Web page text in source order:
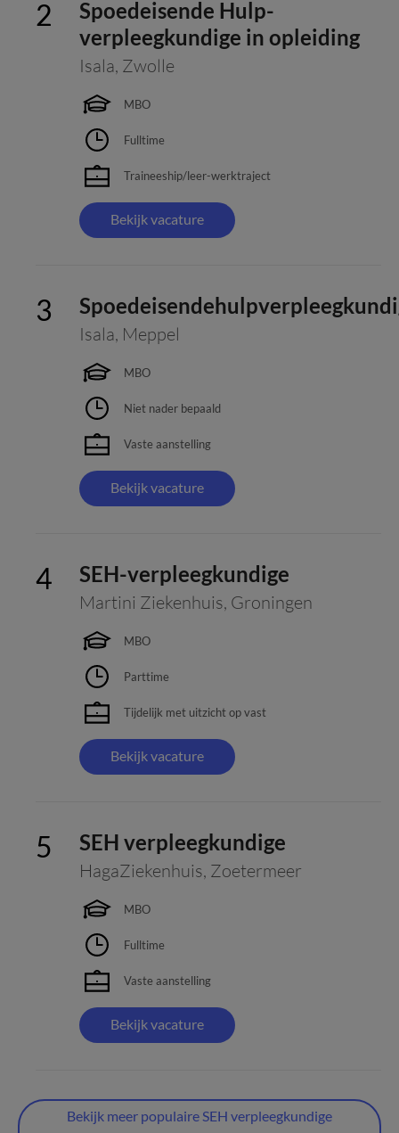
Spoedeisende Hulp-
verpleegkundige in opleiding
Isala, Zwolle
MBO
Fulltime
Traineeship/leer-werktraject
Bekijk vacature
Isala, Meppel
MBO
Niet nader bepaald
Vaste aanstelling
Bekijk vacature
SEH-verpleegkundige
Martini Ziekenhuis, Groningen
MBO
Parttime
Tijdelijk met uitzicht op vast
Bekijk vacature
SEH verpleegkundige
HagaZiekenhuis, Zoetermeer
MBO
Fulltime
Vaste aanstelling
Bekijk vacature
Bekijk meer populaire SEH verpleegkundige